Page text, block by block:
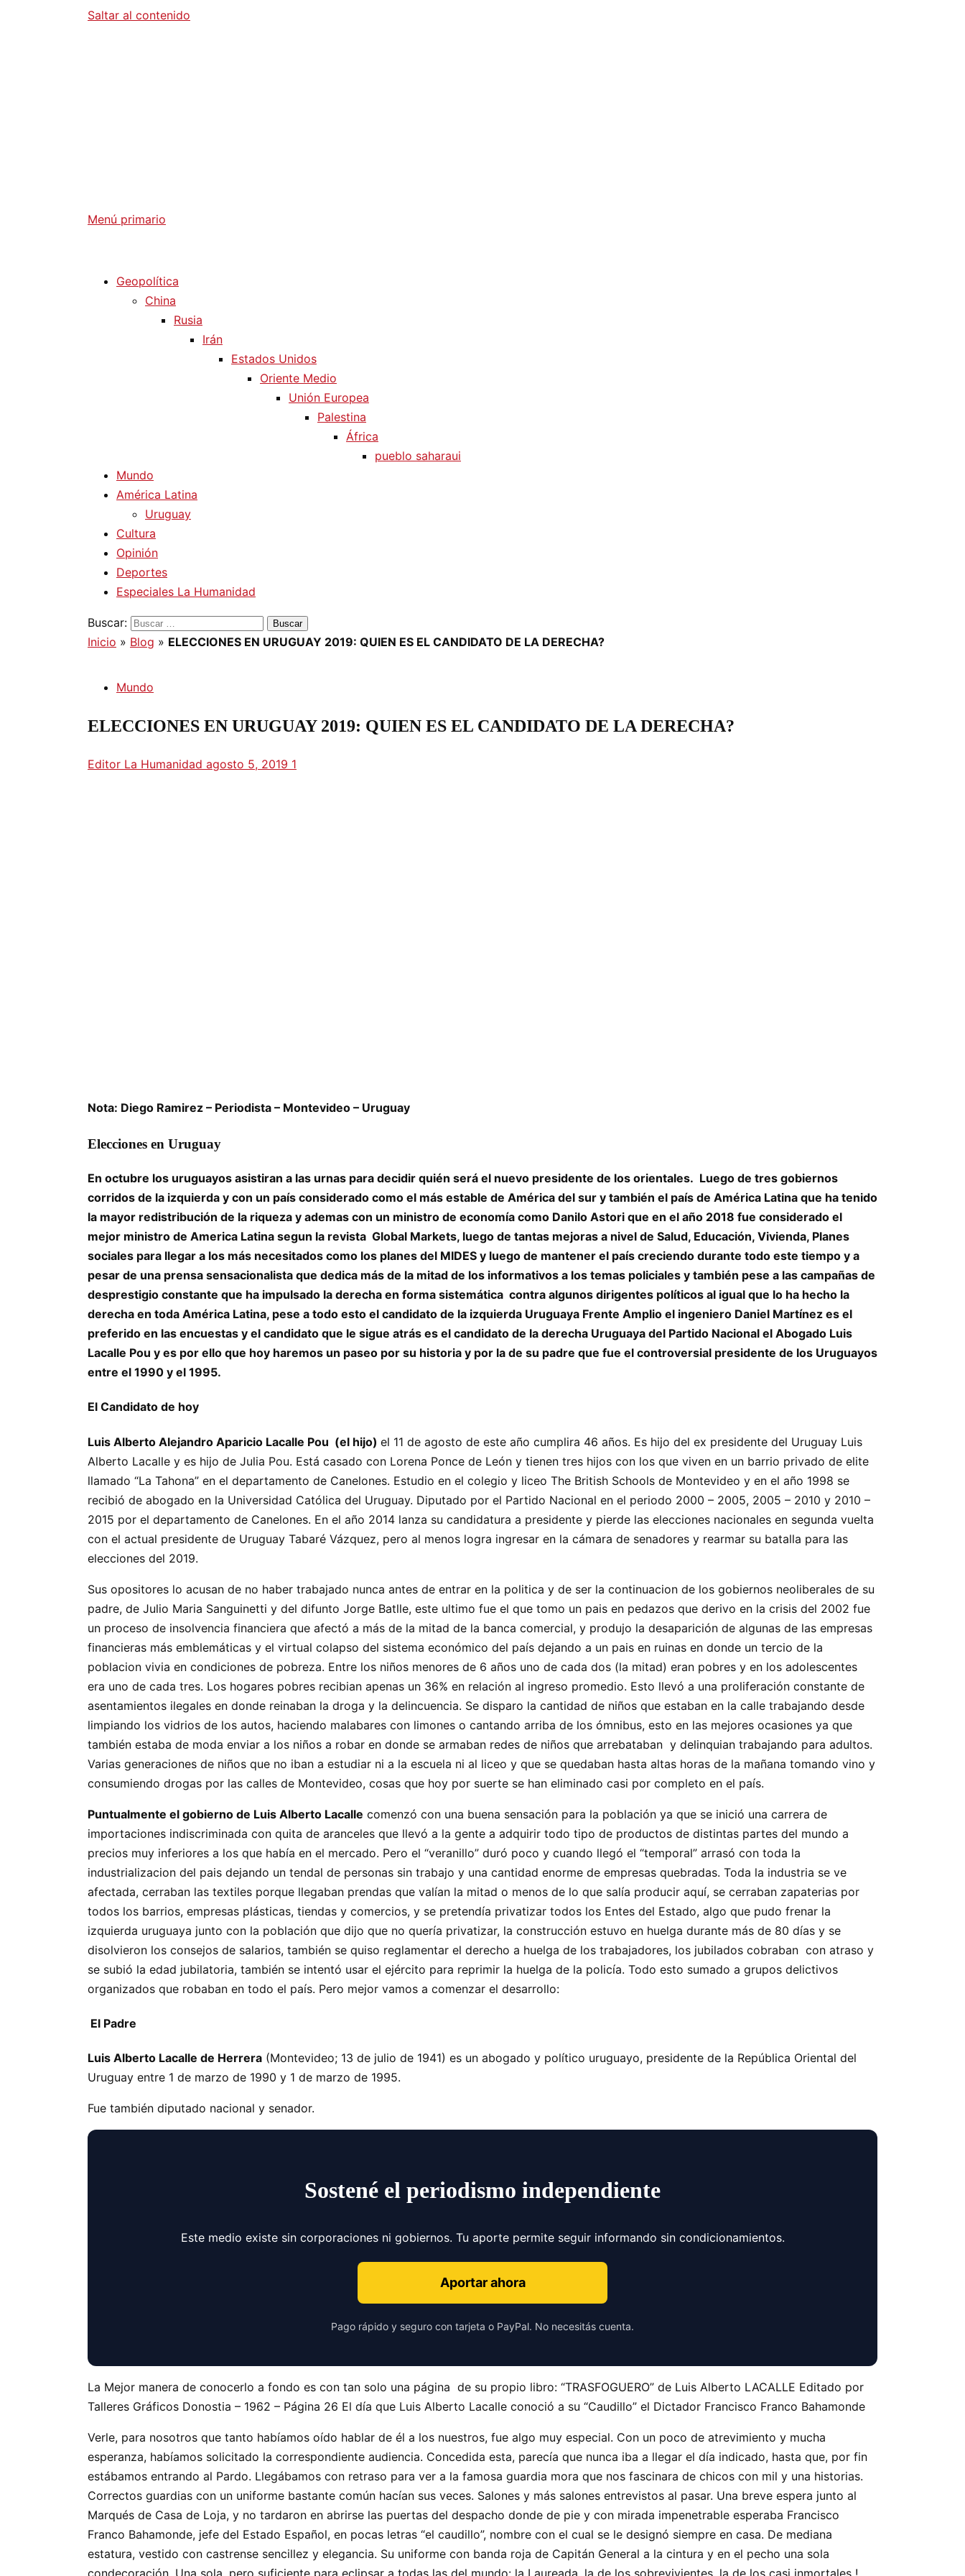
Saltar al contenido
Menú primario
Geopolítica
China
Rusia
Irán
Estados Unidos
Oriente Medio
Unión Europea
Palestina
África
pueblo saharaui
Mundo
América Latina
Uruguay
Cultura
Opinión
Deportes
Especiales La Humanidad
Buscar:
Inicio » Blog » ELECCIONES EN URUGUAY 2019: QUIEN ES EL CANDIDATO DE LA DERECHA?
Mundo
ELECCIONES EN URUGUAY 2019: QUIEN ES EL CANDIDATO DE LA DERECHA?
Editor La Humanidad agosto 5, 2019 1
Nota: Diego Ramirez – Periodista – Montevideo – Uruguay
Elecciones en Uruguay
En octubre los uruguayos asistiran a las urnas para decidir quién será el nuevo presidente de los orientales. Luego de tres gobiernos
corridos de la izquierda y con un país considerado como el más estable de América del sur y también el país de América Latina que ha tenido
la mayor redistribución de la riqueza y ademas con un ministro de economía como Danilo Astori que en el año 2018 fue considerado el
mejor ministro de America Latina segun la revista Global Markets, luego de tantas mejoras a nivel de Salud, Educación, Vivienda, Planes
sociales para llegar a los más necesitados como los planes del MIDES y luego de mantener el país creciendo durante todo este tiempo y a
pesar de una prensa sensacionalista que dedica más de la mitad de los informativos a los temas policiales y también pese a las campañas de
desprestigio constante que ha impulsado la derecha en forma sistemática contra algunos dirigentes políticos al igual que lo ha hecho la
derecha en toda América Latina, pese a todo esto el candidato de la izquierda Uruguaya Frente Amplio el ingeniero Daniel Martínez es el
preferido en las encuestas y el candidato que le sigue atrás es el candidato de la derecha Uruguaya del Partido Nacional el Abogado Luis
Lacalle Pou y es por ello que hoy haremos un paseo por su historia y por la de su padre que fue el controversial presidente de los Uruguayos
entre el 1990 y el 1995.
El Candidato de hoy
Luis Alberto Alejandro Aparicio Lacalle Pou (el hijo) el 11 de agosto de este año cumplira 46 años. Es hijo del ex presidente del Uruguay Luis
Alberto Lacalle y es hijo de Julia Pou. Está casado con Lorena Ponce de León y tienen tres hijos con los que viven en un barrio privado de elite
llamado “La Tahona” en el departamento de Canelones. Estudio en el colegio y liceo The British Schools de Montevideo y en el año 1998 se
recibió de abogado en la Universidad Católica del Uruguay. Diputado por el Partido Nacional en el periodo 2000 – 2005, 2005 – 2010 y 2010 –
2015 por el departamento de Canelones. En el año 2014 lanza su candidatura a presidente y pierde las elecciones nacionales en segunda vuelta
con el actual presidente de Uruguay Tabaré Vázquez, pero al menos logra ingresar en la cámara de senadores y rearmar su batalla para las
elecciones del 2019.
Sus opositores lo acusan de no haber trabajado nunca antes de entrar en la politica y de ser la continuacion de los gobiernos neoliberales de su
padre, de Julio Maria Sanguinetti y del difunto Jorge Batlle, este ultimo fue el que tomo un pais en pedazos que derivo en la crisis del 2002 fue
un proceso de insolvencia financiera que afectó a más de la mitad de la banca comercial, y produjo la desaparición de algunas de las empresas
financieras más emblemáticas y el virtual colapso del sistema económico del país dejando a un pais en ruinas en donde un tercio de la
poblacion vivia en condiciones de pobreza. Entre los niños menores de 6 años uno de cada dos (la mitad) eran pobres y en los adolescentes
era uno de cada tres. Los hogares pobres recibian apenas un 36% en relación al ingreso promedio. Esto llevó a una proliferación constante de
asentamientos ilegales en donde reinaban la droga y la delincuencia. Se disparo la cantidad de niños que estaban en la calle trabajando desde
limpiando los vidrios de los autos, haciendo malabares con limones o cantando arriba de los ómnibus, esto en las mejores ocasiones ya que
también estaba de moda enviar a los niños a robar en donde se armaban redes de niños que arrebataban y delinquian trabajando para adultos.
Varias generaciones de niños que no iban a estudiar ni a la escuela ni al liceo y que se quedaban hasta altas horas de la mañana tomando vino y
consumiendo drogas por las calles de Montevideo, cosas que hoy por suerte se han eliminado casi por completo en el país.
Puntualmente el gobierno de Luis Alberto Lacalle comenzó con una buena sensación para la población ya que se inició una carrera de
importaciones indiscriminada con quita de aranceles que llevó a la gente a adquirir todo tipo de productos de distintas partes del mundo a
precios muy inferiores a los que había en el mercado. Pero el “veranillo” duró poco y cuando llegó el “temporal” arrasó con toda la
industrializacion del pais dejando un tendal de personas sin trabajo y una cantidad enorme de empresas quebradas. Toda la industria se ve
afectada, cerraban las textiles porque llegaban prendas que valían la mitad o menos de lo que salía producir aquí, se cerraban zapaterias por
todos los barrios, empresas plásticas, tiendas y comercios, y se pretendía privatizar todos los Entes del Estado, algo que pudo frenar la
izquierda uruguaya junto con la población que dijo que no quería privatizar, la construcción estuvo en huelga durante más de 80 días y se
disolvieron los consejos de salarios, también se quiso reglamentar el derecho a huelga de los trabajadores, los jubilados cobraban con atraso y
se subió la edad jubilatoria, también se intentó usar el ejército para reprimir la huelga de la policía. Todo esto sumado a grupos delictivos
organizados que robaban en todo el país. Pero mejor vamos a comenzar el desarrollo:
El Padre
Luis Alberto Lacalle de Herrera (Montevideo; 13 de julio de 1941) es un abogado y político uruguayo, presidente de la República Oriental del
Uruguay entre 1 de marzo de 1990 y 1 de marzo de 1995.
Fue también diputado nacional y senador.
Sostené el periodismo independiente
Este medio existe sin corporaciones ni gobiernos. Tu aporte permite seguir informando sin condicionamientos.
Aportar ahora
Pago rápido y seguro con tarjeta o PayPal. No necesitás cuenta.
La Mejor manera de conocerlo a fondo es con tan solo una página de su propio libro: “TRASFOGUERO” de Luis Alberto LACALLE Editado por
Talleres Gráficos Donostia – 1962 – Página 26 El día que Luis Alberto Lacalle conoció a su “Caudillo” el Dictador Francisco Franco Bahamonde
Verle, para nosotros que tanto habíamos oído hablar de él a los nuestros, fue algo muy especial. Con un poco de atrevimiento y mucha
esperanza, habíamos solicitado la correspondiente audiencia. Concedida esta, parecía que nunca iba a llegar el día indicado, hasta que, por fin
estábamos entrando al Pardo. Llegábamos con retraso para ver a la famosa guardia mora que nos fascinara de chicos con mil y una historias.
Correctos guardias con un uniforme bastante común hacían sus veces. Salones y más salones entrevistos al pasar. Una breve espera junto al
Marqués de Casa de Loja, y no tardaron en abrirse las puertas del despacho donde de pie y con mirada impenetrable esperaba Francisco
Franco Bahamonde, jefe del Estado Español, en pocas letras “el caudillo”, nombre con el cual se le designó siempre en casa. De mediana
estatura, vestido con castrense sencillez y elegancia. Su uniforme con banda roja de Capitán General a la cintura y en el pecho una sola